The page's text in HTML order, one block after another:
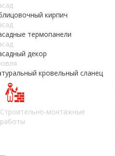
кирпич
термопанели
декор
кровельный сланец
Строительно-монтажные
работы